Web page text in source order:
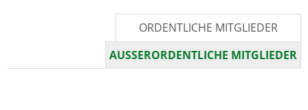
ORDENTLICHE MITGLIEDER
AUSSERORDENTLICHE MITGLIEDER